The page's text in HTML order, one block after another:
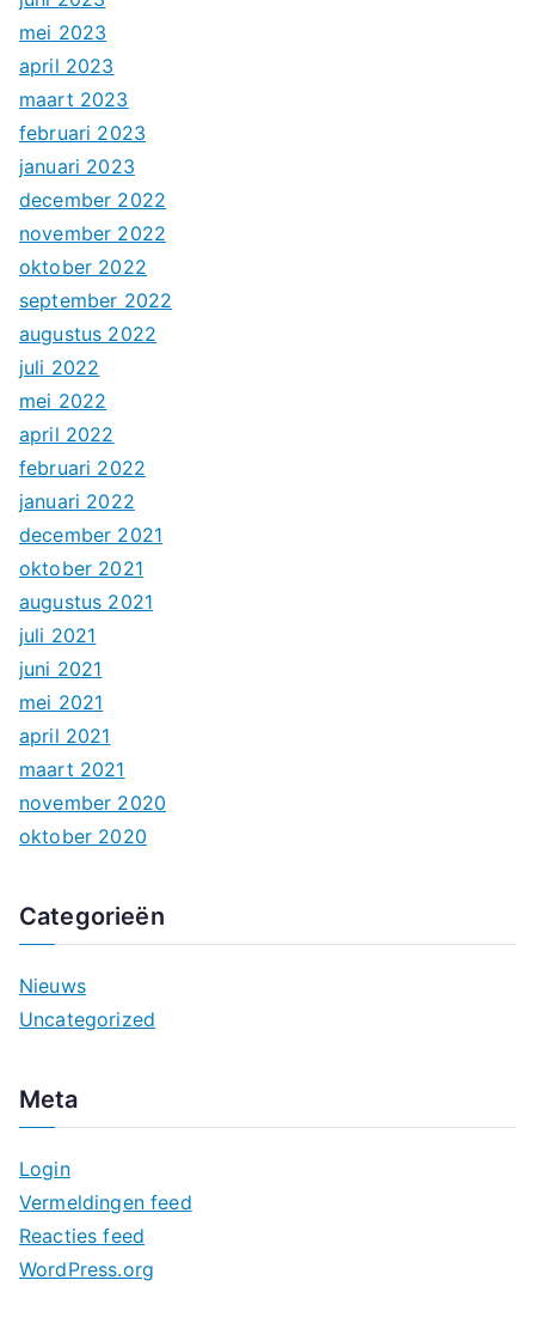
mei 2023
april 2023
maart 2023
februari 2023
januari 2023
december 2022
november 2022
oktober 2022
september 2022
augustus 2022
juli 2022
mei 2022
april 2022
februari 2022
januari 2022
december 2021
oktober 2021
augustus 2021
juli 2021
juni 2021
mei 2021
april 2021
maart 2021
november 2020
oktober 2020
Categorieën
Nieuws
Uncategorized
Meta
Login
Vermeldingen feed
Reacties feed
WordPress.org